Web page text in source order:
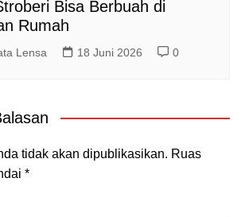
Bisa Berbuah di
Rumah
Lensa 18 Juni 2026 0
tidak akan dipublikasikan. Ruas
*